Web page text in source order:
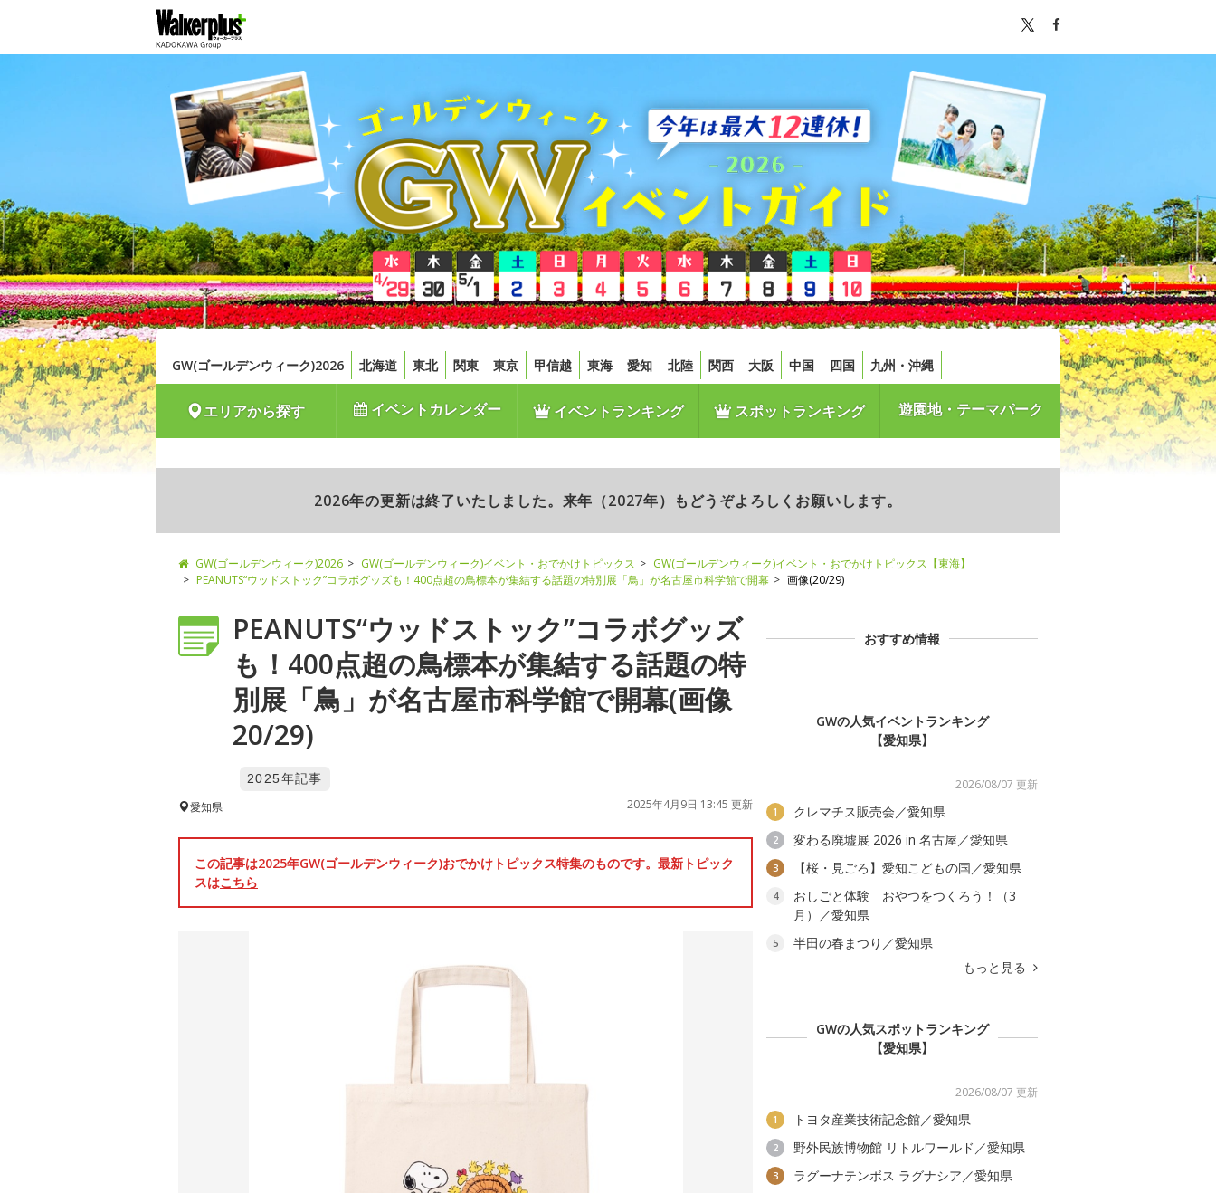
GW(ゴールデンウィーク)2026 北海道 東北 関東 東京 甲信越 東海 愛知 北陸 関西 大阪 中国 四国 九州・沖縄
エリアから探す イベントカレンダー イベントランキング スポットランキング 遊園地・テーマパーク
2026年の更新は終了いたしました。来年（2027年）もどうぞよろしくお願いします。
GW(ゴールデンウィーク)2026 GW(ゴールデンウィーク)イベント・おでかけトピックス
GW(ゴールデンウィーク)イベント・おでかけトピックス【東海】
PEANUTS“ウッドストック”コラボグッズも！400点超の鳥標本が集結する話題の特別展「鳥」が名古屋市科学館で開幕
画像(20/29)
PEANUTS“ウッドストック”コラボグッズ
も！400点超の鳥標本が集結する話題の特
別展「鳥」が名古屋市科学館で開幕(画像
20/29)
2025年記事
愛知県 2025年4月9日 13:45 更新
この記事は2025年GW(ゴールデンウィーク)おでかけトピックス特集のものです。最新トピック
スはこちら
おすすめ情報
GWの人気イベントランキング
【愛知県】
2026/08/07 更新
1 クレマチス販売会／愛知県
2 変わる廃墟展 2026 in 名古屋／愛知県
3 【桜・見ごろ】愛知こどもの国／愛知県
4
おしごと体験 おやつをつくろう！（3
月）／愛知県
5
半田の春まつり／愛知県
もっと見る
GWの人気スポットランキング
【愛知県】
2026/08/07 更新
1 トヨタ産業技術記念館／愛知県
2 野外民族博物館 リトルワールド／愛知県
3 ラグーナテンボス ラグナシア／愛知県